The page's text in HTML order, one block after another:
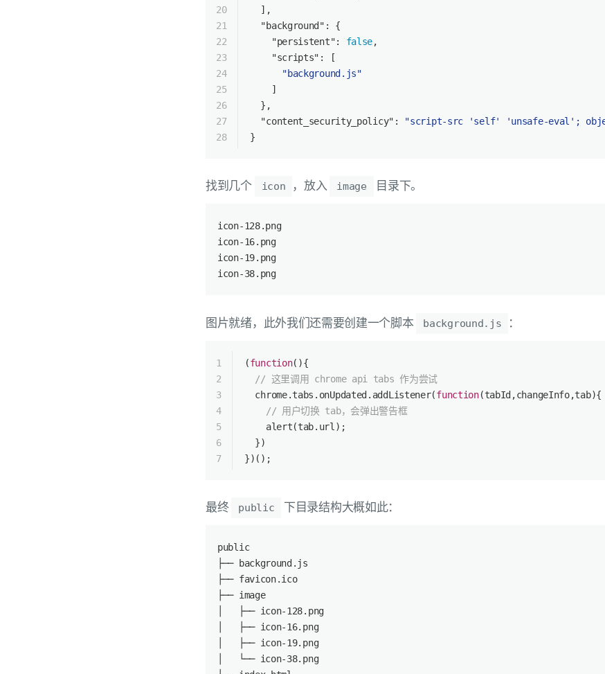
20
21
22
23
24
25
26
27
28
  ],
"background" : {
"persistent": false,
"scripts" : [
"background.js"
    ]
  },
"content_security_policy" :
"script-src 'self' 'unsafe-eval';
}
找到几个 icon ，放入 image 目录下。
icon-128.png
icon-16.png
icon-19.png
icon-38.png
图片就绪，此外我们还需要创建一个脚本 background.js ：
1
2
3
4
5
6
7
(function( ){
// 这里调用 chrome api tabs 作为尝试
  chrome.tabs.onUpdated.addListener(
function(tabId,changeInfo,tab){
// 用户切换 tab，会弹出警告框
    alert(tab.url);
  })
})();
最终 public 下目录结构大概如此：
public
├── background.js
├── favicon.ico
├── image
│   ├── icon-128.png
│   ├── icon-16.png
│   ├── icon-19.png
│   └── icon-38.png